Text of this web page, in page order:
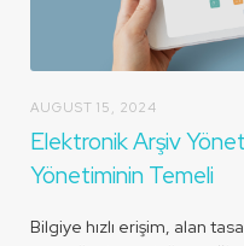
AUGUST 15, 2024
Elektronik Arşiv
Yönetiminin Temeli
Bilgiye hızlı erişim, alan